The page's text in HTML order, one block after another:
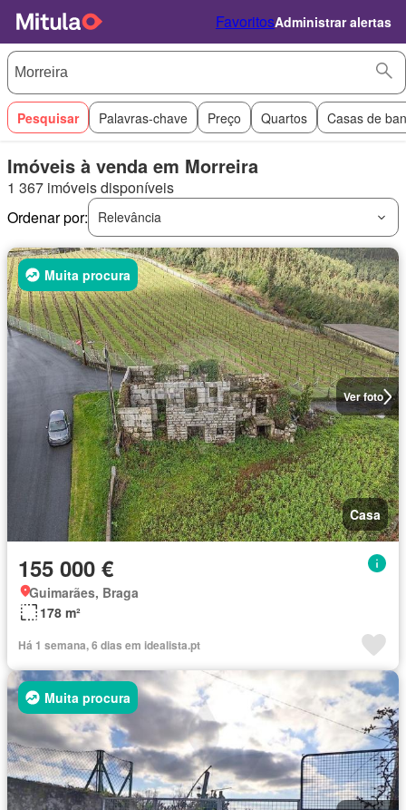
FavoritosAdministrar alertas
Pesquisar Palavras-chave Preço Quartos Casas de
Imóveis à venda em Morreira
1 367 imóveis disponíveis
Ordenar por:
Relevância
Ver foto
Muita procura
Casa
155 000 €
Guimarães, Braga
178 m²
Há 1 semana, 6 dias em idealista.pt
Muita procura